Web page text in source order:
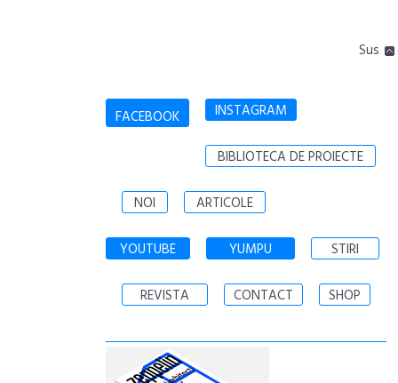
Sus
FACEBOOK INSTAGRAM
BIBLIOTECA DE PROIECTE
NOI ARTICOLE
YOUTUBE YUMPU STIRI
REVISTA CONTACT SHOP